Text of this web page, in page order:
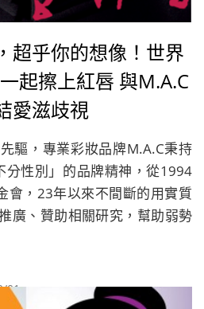
超乎你的想像！世界
起擦上紅唇 與M.A.C
愛滋歧視
驅，專業彩妝品牌M.A.C秉持
分性別」的品牌精神，從1994
會，23年以來不間斷的用實質
廣、贊助相關研究，幫助弱勢
01